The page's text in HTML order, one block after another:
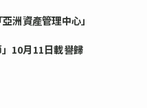
洲資產管理中心」
」10月11日載譽歸